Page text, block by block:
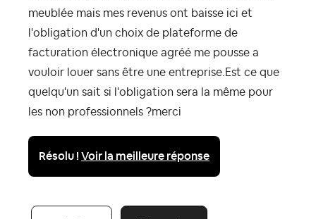
meublée mais mes revenus ont baisse ici et
l'obligation d'un choix de plateforme de
facturation électronique agréé me pousse a
vouloir louer sans être une entreprise.Est ce que
quelqu'un sait si l'obligation sera la même pour
les non professionnels ?merci
Résolu !Voir la meilleure réponse